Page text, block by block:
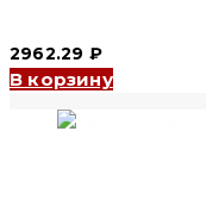
2962.29 ₽
В корзину